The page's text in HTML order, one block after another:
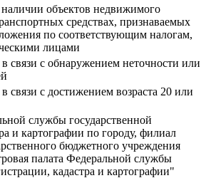
объектов недвижимого
средствах, признаваемых
по соответствующим налогам,
лицами
связи с обнаружением неточности или
связи с достижением возраста 20 или
службы государственной
и картографии по городу, филиал
бюджетного учреждения
палата Федеральной службы
кадастра и картографии"